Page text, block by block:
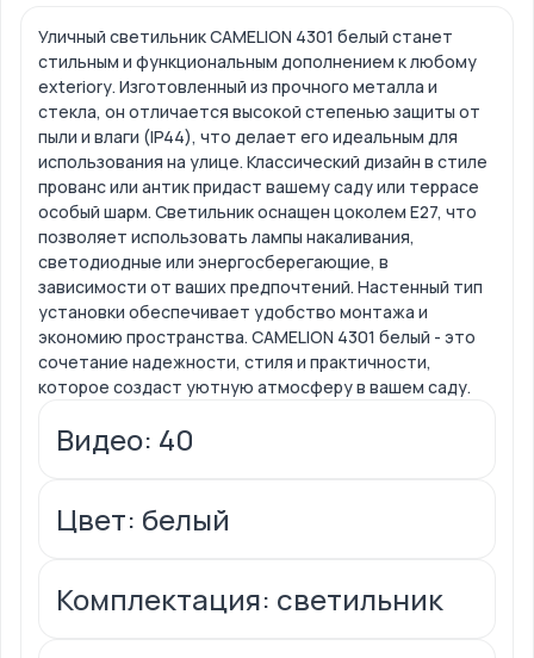
Уличный светильник САМЕLION 4301 белый станет
стильным и функциональным дополнением к любому
exteriorу. Изготовленный из прочного металла и
стекла, он отличается высокой степенью защиты от
пыли и влаги (IP44), что делает его идеальным для
использования на улице. Классический дизайн в стиле
прованс или антик придаст вашему саду или террасе
особый шарм. Светильник оснащен цоколем Е27, что
позволяет использовать лампы накаливания,
светодиодные или энергосберегающие, в
зависимости от ваших предпочтений. Настенный тип
установки обеспечивает удобство монтажа и
экономию пространства. САМЕLION 4301 белый - это
сочетание надежности, стиля и практичности,
которое создаст уютную атмосферу в вашем саду.
Видео: 40
Цвет: белый
Комплектация: светильник